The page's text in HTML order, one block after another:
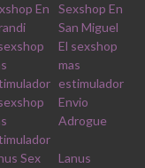
En
Sexshop En
San Miguel
El sexshop
mas
estimulador
Envio
Adrogue
Sex
Lanus